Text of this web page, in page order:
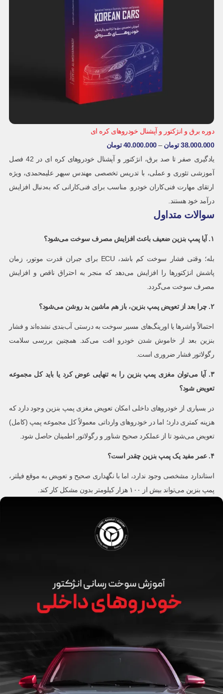
دوره برق و انژکتور و آپشنال خودروهای کره ای
38.000.000 تومان –
40.000.000 تومان
یادگیری صفر تا صد برق، انژکتور و آپشنال خودروهای کره ای در 42 فصل
آموزشی تئوری و عملی، با تدریس تخصصی مهندس سپهر علیمحمدی، ویژه
ارتقای مهارت فنی‌کاران خودرو. مناسب برای فنی‌کارانی که به‌دنبال افزایش
درآمد خود هستند.
سوالات متداول
۱. آیا پمپ بنزین ضعیف باعث افزایش مصرف سوخت می‌شود؟
بله؛ وقتی فشار سوخت کم باشد، ECU برای جبران قدرت موتور، زمان
پاشش انژکتورها را افزایش می‌دهد که منجر به احتراق ناقص و افزایش
مصرف سوخت می‌گردد.
۲. چرا بعد از تعویض پمپ بنزین، باز هم ماشین بد روشن می‌شود؟
احتمالاً واشرها یا اورینگ‌های مسیر سوخت به درستی آب‌بندی نشده‌اند و فشار
بنزین بعد از خاموش شدن خودرو افت می‌کند. همچنین بررسی سلامت
رگولاتور فشار ضروری است.
۳. آیا می‌توان مغزی پمپ بنزین را به تنهایی عوض کرد یا باید کل مجموعه
تعویض شود؟
در بسیاری از خودروهای داخلی امکان تعویض مغزی پمپ بنزین وجود دارد که
هزینه کمتری دارد؛ اما در خودروهای وارداتی معمولاً کل مجموعه پمپ (کامل)
تعویض می‌شود تا از عملکرد صحیح شناور و رگولاتور اطمینان حاصل شود.
۴. عمر مفید یک پمپ بنزین چقدر است؟
استاندارد مشخصی وجود ندارد، اما با نگهداری صحیح و تعویض به موقع فیلتر،
پمپ بنزین می‌تواند بیش از ۱۰۰ هزار کیلومتر بدون مشکل کار کند.